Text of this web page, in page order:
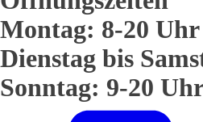
Montag: 8-20 Uhr
Dienstag bis
Sonntag: 9-20